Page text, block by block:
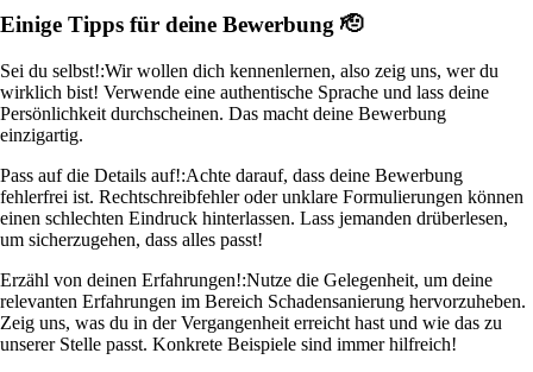
Einige Tipps für deine Bewerbung 🫡
Sei du selbst!:Wir wollen dich kennenlernen, also zeig uns, wer du
wirklich bist! Verwende eine authentische Sprache und lass deine
Persönlichkeit durchscheinen. Das macht deine Bewerbung
einzigartig.
Pass auf die Details auf!:Achte darauf, dass deine Bewerbung
fehlerfrei ist. Rechtschreibfehler oder unklare Formulierungen können
einen schlechten Eindruck hinterlassen. Lass jemanden drüberlesen,
um sicherzugehen, dass alles passt!
Erzähl von deinen Erfahrungen!:Nutze die Gelegenheit, um deine
relevanten Erfahrungen im Bereich Schadensanierung hervorzuheben.
Zeig uns, was du in der Vergangenheit erreicht hast und wie das zu
unserer Stelle passt. Konkrete Beispiele sind immer hilfreich!